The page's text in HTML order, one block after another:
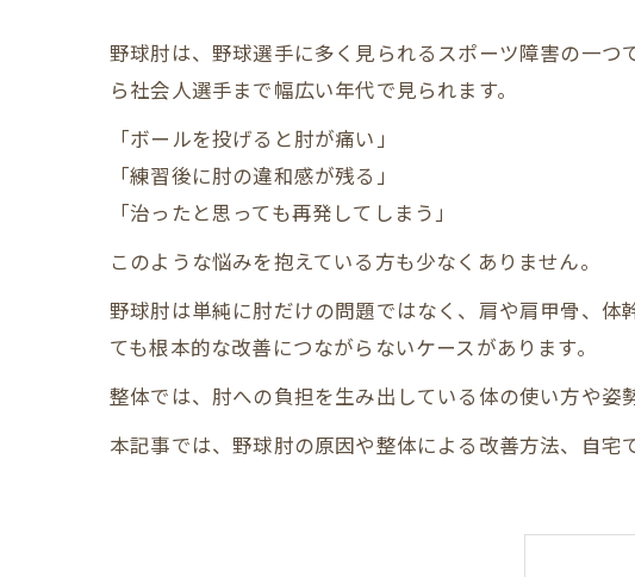
野球肘は、野球選手に多く見られるスポーツ障害の一
ら社会人選手まで幅広い年代で見られます。
「ボールを投げると肘が痛い」
「練習後に肘の違和感が残る」
「治ったと思っても再発してしまう」
このような悩みを抱えている方も少なくありません。
野球肘は単純に肘だけの問題ではなく、肩や肩甲骨、
ても根本的な改善につながらないケースがあります。
整体では、肘への負担を生み出している体の使い方や姿
本記事では、野球肘の原因や整体による改善方法、自宅